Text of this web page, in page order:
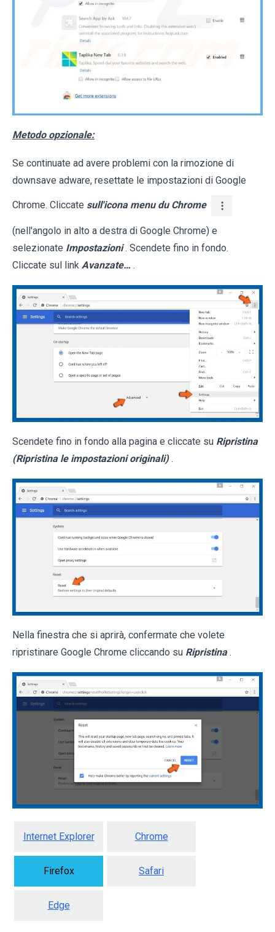
Metodo opzionale:
Se continuate ad avere problemi con la rimozione di
downsave adware, resettate le impostazioni di Google
Chrome. Cliccate sull'icona menu du Chrome
(nell'angolo in alto a destra di Google Chrome) e
selezionate Impostazioni . Scendete fino in fondo.
Cliccate sul link Avanzate… .
Scendete fino in fondo alla pagina e cliccate su Ripristina
(Ripristina le impostazioni originali) .
Nella finestra che si aprirà, confermate che volete
ripristinare Google Chrome cliccando su Ripristina .
Internet Explorer Chrome
Firefox Safari
Edge